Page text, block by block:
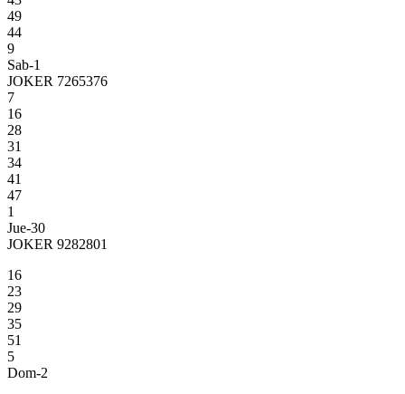
49
44
9
Sab-1
JOKER 7265376
7
16
28
31
34
41
47
1
Jue-30
JOKER 9282801
16
23
29
35
51
5
Dom-2